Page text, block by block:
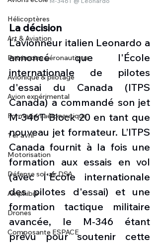
Hélicoptères
Art & Aviation
Patrimoine aéronautique
Avionique & pilotage
Avion expérimental
Formation aéronautique
1 er avril
Motorisation
Défense sol-air DSA
Amphibie
Drones
Composante ESPACE
La décision
L’avionneur italien Leonardo a
annoncé que l'École
internationale de pilotes
d'essai du Canada (ITPS
Canada) a commandé son jet
M-346T Block 20 en tant que
nouveau jet formateur. L’ITPS
Canada fournit à la fois une
formation aux essais en vol
(avec l'École internationale
des pilotes d'essai) et une
formation tactique militaire
avancée, le M-346 étant
prévu pour soutenir cette